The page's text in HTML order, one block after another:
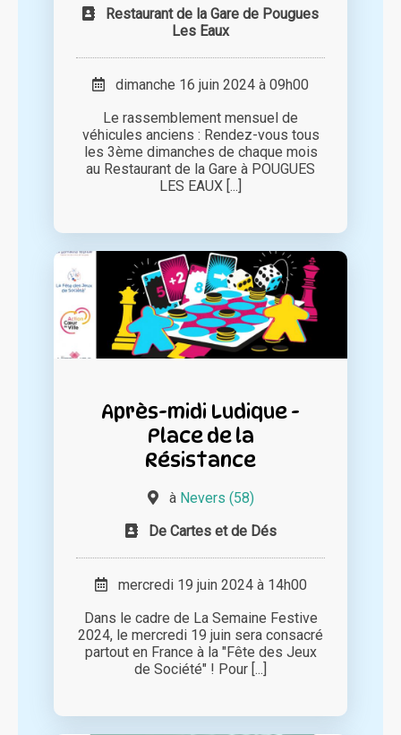
Restaurant de la Gare de Pougues
Les Eaux
dimanche 16 juin 2024 à 09h00
Le rassemblement mensuel de
véhicules anciens : Rendez-vous tous
les 3ème dimanches de chaque mois
au Restaurant de la Gare à POUGUES
LES EAUX [...]
Après-midi Ludique -
Place de la
Résistance
à Nevers (58)
De Cartes et de Dés
mercredi 19 juin 2024 à 14h00
Dans le cadre de La Semaine Festive
2024, le mercredi 19 juin sera consacré
partout en France à la "Fête des Jeux
de Société" ! Pour [...]